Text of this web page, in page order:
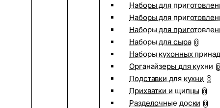
Наборы для
Наборы для
Наборы для
Наборы для сыра 0
Наборы кухонных
Органайзеры для кухни 0
Подставки для кухни 0
Прихватки и щипцы 0
Разделочные доски 0